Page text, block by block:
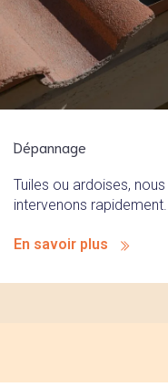
Dépannage
Tuiles ou ardoises, nous
intervenons rapidement.
En savoir plus